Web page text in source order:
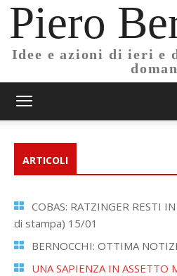
Piero
Idee e azioni di ieri e
ARTICOLI
COBAS: RATZINGER RESTI
di stampa) 15/01
BERNOCCHI: OTTIMA
UNA SAPIENZA IN ASSETTO